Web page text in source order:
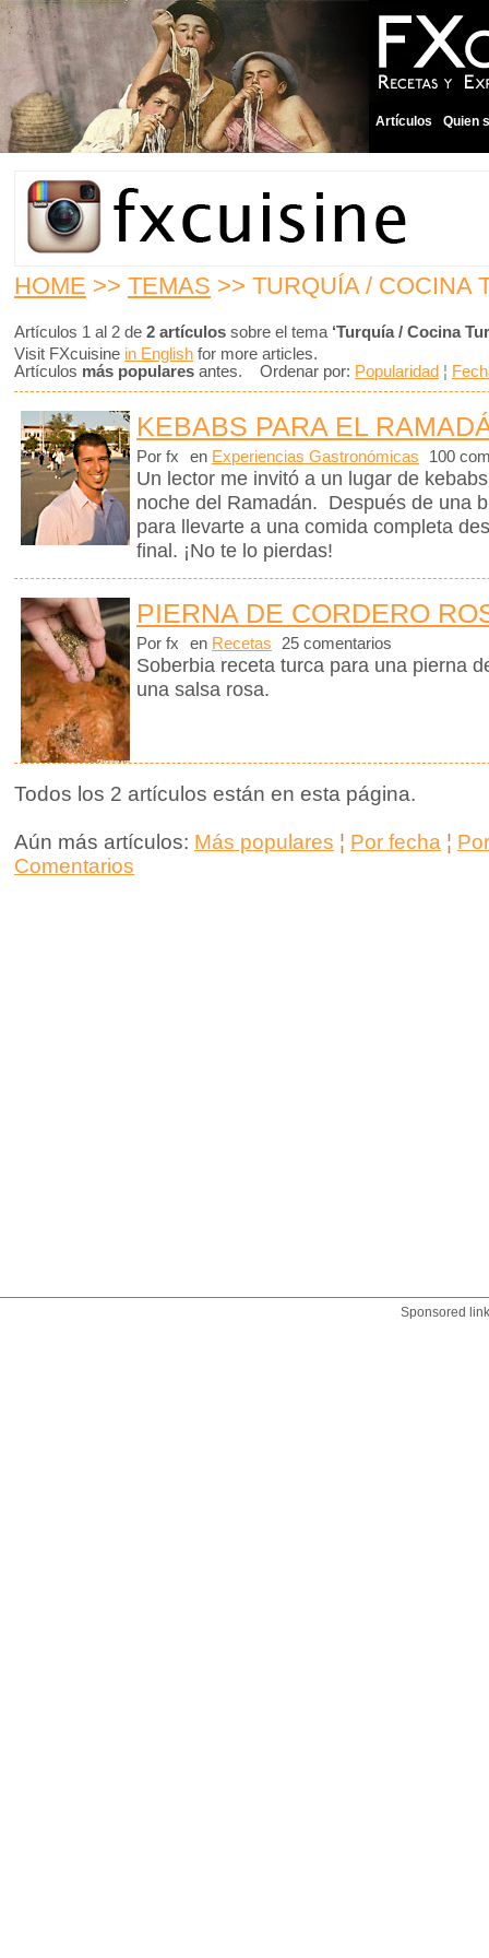
Artículos Quien
HOME >> TEMAS >> TURQUÍA / COCINA
Artículos 1 al 2 de 2 artículos sobre el tema ‘Turquía / Cocina
Visit FXcuisine in English for more articles.
Artículos más populares antes. Ordenar por: Popularidad ¦
KEBABS PARA EL
Por fx en Experiencias Gastronómicas 100
Un lector me invitó a un lugar de
noche del Ramadán. Después de una
para llevarte a una comida completa
final. ¡No te lo pierdas!
PIERNA DE CORDERO
Por fx en Recetas 25 comentarios
Soberbia receta turca para una pierna
una salsa rosa.
Todos los 2 artículos están en esta página.
Aún más artículos: Más populares ¦ Por fecha ¦
Comentarios
Sponsored